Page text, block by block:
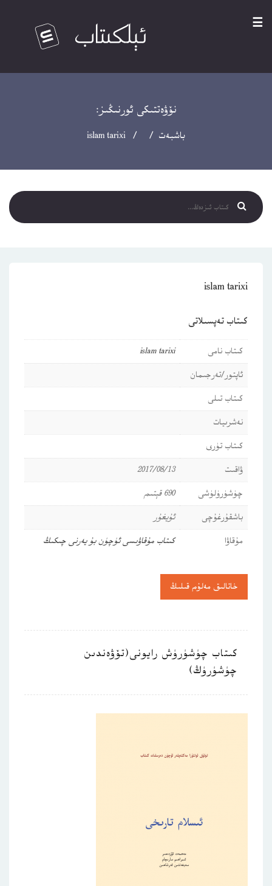
☰
نۆۋەتتىكى ئورنىڭىز:
باشبەت / / islam tarixi
islam tarixi
كىتاب تەپسىلاتى
كىتاب نامى
islam tarixi
ئاپتور/تەرجىمان
كىتاب تىلى
نەشرىيات
كىتاب تۈرى
ۋاقىت
2017/08/13
چۈشۈرۈلۈشى
690 قېتىم
باشقۇرغۇچى
ئۇيغۇر
مۇقاۋا
كىتاب مۇقاۋىسى ئۈچۈن بۇ يەرنى چىكىڭ
خاتالىق مەلۇم قىلىڭ
كىتاب چۈشۈرۈش رايونى(تۆۋەندىن
چۈشۈرۈڭ)